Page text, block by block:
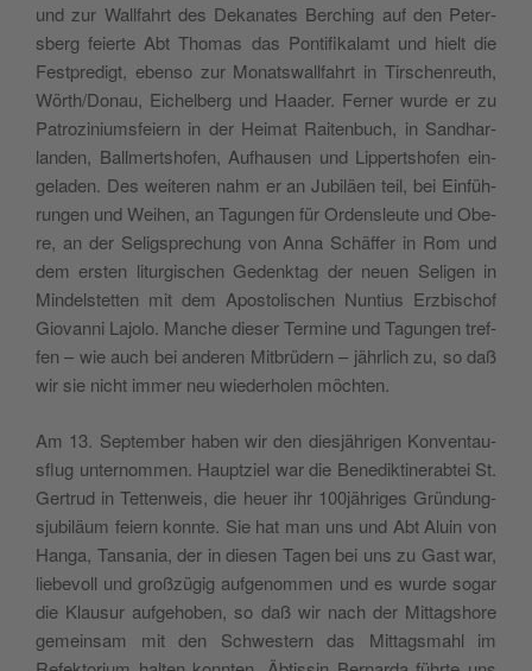
und zur Wall­fahrt des Deka­na­tes Ber­ching auf den Peter­
sberg feier­te Abt Tho­mas das Pon­ti­fi­ka­lamt und hielt die
Fest­pre­digt, eben­so zur Mona­tswall­fahrt in Tir­schen­reuth,
Wörth/Donau, Eichel­berg und Haa­der. Fer­ner wur­de er zu
Patro­zi­nium­sfeiern in der Hei­mat Rai­ten­buch, in San­d­har­
lan­den, Ball­merts­ho­fen, Auf­hau­sen und Lip­perts­ho­fen ein­
ge­la­den. Des wei­te­ren nahm er an Jubi­läen teil, bei Ein­füh­
run­gen und Wei­hen, an Tagun­gen für Orden­sleu­te und Obe­
re, an der Selig­spre­chung von Anna Schäf­fer in Rom und
dem ersten litur­gi­schen Gedenk­tag der neuen Seli­gen in
Min­del­stet­ten mit dem Apo­sto­li­schen Nun­tius Erz­bi­schof
Gio­van­ni Lajo­lo. Man­che die­ser Ter­mi­ne und Tagun­gen tref­
fen – wie auch bei ande­ren Mit­brü­dern – jähr­lich zu, so daß
wir sie nicht immer neu wie­de­rho­len möchten.
Am 13. Sep­tem­ber haben wir den die­sjäh­ri­gen Kon­ven­tau­
sflug unter­nom­men. Haup­tziel war die Bene­dik­ti­ne­rab­tei St.
Ger­trud in Tet­te­n­weis, die heuer ihr 100jähriges Grün­dung­
sju­bi­läum feiern konn­te. Sie hat man uns und Abt Aluin von
Han­ga, Tan­sa­nia, der in die­sen Tagen bei uns zu Gast war,
lie­be­voll und groß­zü­gig auf­ge­nom­men und es wur­de sogar
die Klau­sur auf­ge­ho­ben, so daß wir nach der Mit­tag­sho­re
gemein­sam mit den Sch­we­stern das Mit­tag­sma­hl im